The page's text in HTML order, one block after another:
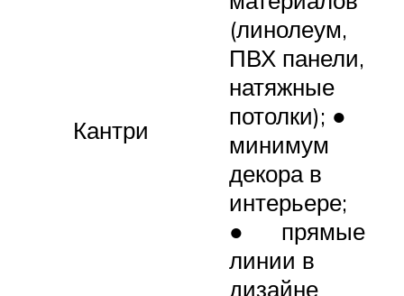
Кантри
(линолеум,
ПВХ панели,
натяжные
потолки); ●
минимум
декора в
интерьере;
● прямые
линии в
дизайне